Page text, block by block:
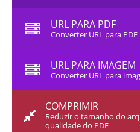
URL PARA PDF
Converter URL para PDF
URL PARA IMAGEM
Converter URL para
COMPRIMIR
Reduzir o tamanho do
qualidade do PDF